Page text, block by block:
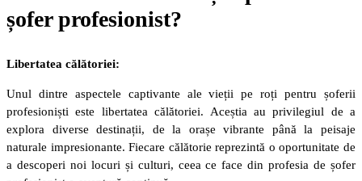
șofer profesionist?
Libertatea călătoriei:
Unul dintre aspectele captivante ale vieții pe roți pentru șoferii
profesioniști este libertatea călătoriei. Aceștia au privilegiul de a
explora diverse destinații, de la orașe vibrante până la peisaje
naturale impresionante. Fiecare călătorie reprezintă o oportunitate de
a descoperi noi locuri și culturi, ceea ce face din profesia de șofer